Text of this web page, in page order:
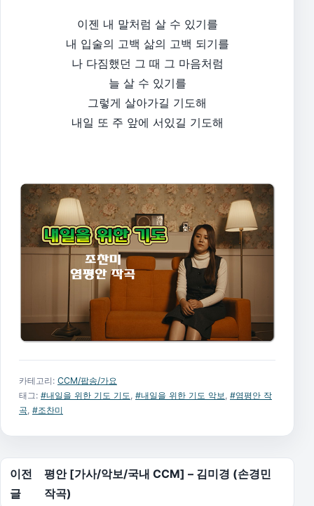
이젠 내 말처럼 살 수 있기를
내 입술의 고백 삶의 고백 되기를
나 다짐했던 그 때 그 마음처럼
늘 살 수 있기를
그렇게 살아가길 기도해
내일 또 주 앞에 서있길 기도해
카테고리: CCM/팝송/가요
태그: #내일을 위한 기도 기도, #내일을 위한 기도 악보, #염평안 작
곡, #조찬미
글 탐색
이전
글
평안 [가사/악보/국내 CCM] – 김미경 (손경민
작곡)